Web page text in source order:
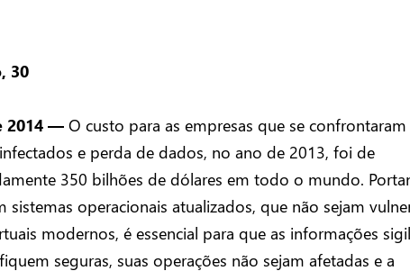
30
2014 — O custo para as empresas que se
e perda de dados, no ano de 2013, foi de
350 bilhões de dólares em todo o mundo.
sistemas operacionais atualizados, que não sejam
modernos, é essencial para que as informações
seguras, suas operações não sejam afetadas e a